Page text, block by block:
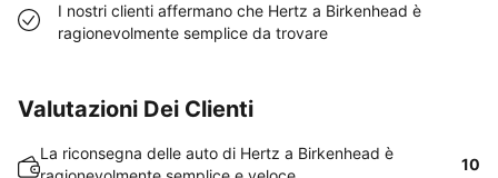
I nostri clienti affermano che Hertz a Birkenhead è
ragionevolmente semplice da trovare
Valutazioni Dei Clienti
La riconsegna delle auto di Hertz a Birkenhead è
10